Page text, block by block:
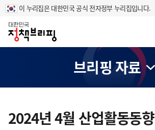
이 누리집은 대한민국 공식 전자정부 누리집입니다.
홈
브리핑 자료
텐
츠2024년 4월 산업활동동향